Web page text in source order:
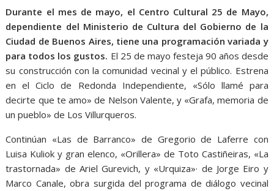
Durante el mes de mayo, el Centro Cultural 25 de Mayo,
dependiente del Ministerio de Cultura del Gobierno de la
Ciudad de Buenos Aires, tiene una programación variada y
para todos los gustos. El 25 de mayo festeja 90 años desde
su construcción con la comunidad vecinal y el público. Estrena
en el Ciclo de Redonda Independiente, «Sólo llamé para
decirte que te amo» de Nelson Valente, y «Grafa, memoria de
un pueblo» de Los Villurqueros.
Continúan «Las de Barranco» de Gregorio de Laferre con
Luisa Kuliok y gran elenco, «Orillera» de Toto Castiñeiras, «La
trastornada» de Ariel Gurevich, y «Urquiza»· de Jorge Eiro y
Marco Canale, obra surgida del programa de diálogo vecinal